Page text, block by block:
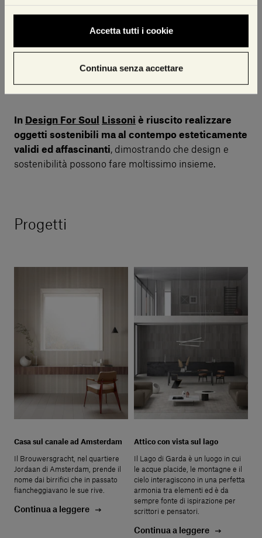
Accetta tutti i cookie
Continua senza accettare
una volta tagliata quella ci sarà una montagna
tagliata e quindi è morale e sacrosanto recuperare il
materiale e non buttarlo via”.
In Design For Soul Lissoni è riuscito realizzare
oggetti sostenibili ma al contempo esteticamente
validi ed affascinanti, dimostrando che design e
sostenibilità possono fare moltissimo insieme.
Progetti
Casa sul canale ad Amsterdam
Il Brouwersgracht, nel quartiere
Jordaan di Amsterdam, prende il
nome dai birrifici che in passato
fiancheggiavano le sue rive.
Continua a leggere
Attico con vista sul lago
Il Lago di Garda è un luogo in cui
le acque placide, le montagne e il
cielo interagiscono in una perfetta
armonia tra elementi ed è da
sempre fonte di ispirazione per
scrittori e pensatori.
Continua a leggere